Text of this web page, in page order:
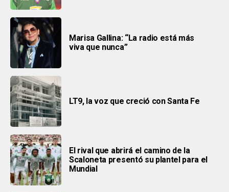
Marisa Gallina: “La radio está más
viva que nunca”
LT9, la voz que creció con Santa Fe
El rival que abrirá el camino de la
Scaloneta presentó su plantel para el
Mundial